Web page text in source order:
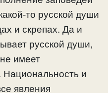
то русской души
и скрепах. Да и
русской души,
имеет
и
явления